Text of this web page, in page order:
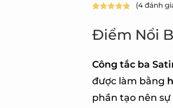
dựa trên
đánh giá
(4đánh
Điểm Nổi
Công tắc ba
được làm bằng
phần tạo nên